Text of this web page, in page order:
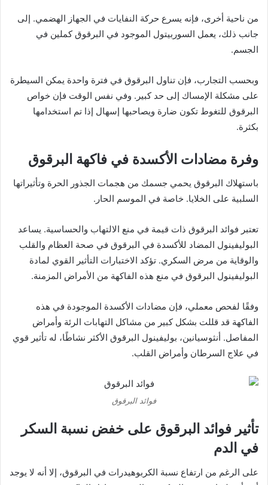
من ناحية أخرى، فإنه يسرع حركة النفايات في الجهاز الهضمي. إلى
جانب ذلك، يعمل السوربيتول الموجود في البرقوق كملين في
الجسم.
وبحسب التجارب، فإن تناول البرقوق في فترة واحدة يمكن السيطرة
على مشكلة الإمساك إلى حد كبير. وفي نفس الوقت فإن خواص
البرقوق للتغوط تكون ضارة ويصاحبها إسهال إذا تم استخدامها
بكثرة.
وفرة مضادات الأكسدة في فاكهة البرقوق
باستهلاك البرقوق يحمي جسمك من هجمات الجذور الحرة وتأثيراتها
السلبية على الخلايا. خاصة في الموسم الحار.
تعتبر فوائد البرقوق ذات قيمة في منع الالتهاب والحساسية. يساعد
البوليفينول المضاد للأكسدة في البرقوق في صحة العظام والقلب
والوقاية من مرض السكري. تؤكد الاختبارات التأثير القوي لمادة
البوليفينول البرقوق في منع هذه الفاكهة من الأمراض المزمنة.
وفقًا لفحص معملي، فإن مضادات الأكسدة الموجودة في هذه
الفاكهة قد قللت بشكل كبير من مشاكل التهابات الرئة وأمراض
المفاصل. أنثوسيانين، بوليفينول البرقوق الأكثر نشاطًا، له تأثير قوي
في علاج السرطان وأمراض القلب.
فوائد البرقوق
تأثير فوائد البرقوق على خفض نسبة السكر
في الدم
على الرغم من ارتفاع نسبة الكربوهيدرات في البرقوق، إلا أنه لا يوجد